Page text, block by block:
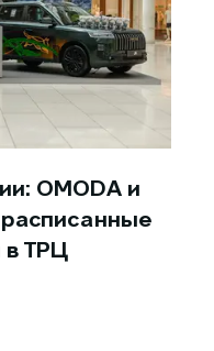
OMODA и
расписанные
в ТРЦ